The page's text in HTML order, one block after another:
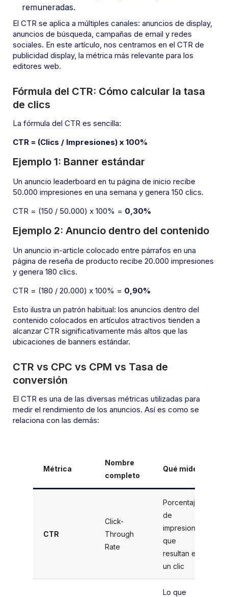
remuneradas.
El CTR se aplica a múltiples canales: anuncios de display,
anuncios de búsqueda, campañas de email y redes
sociales. En este artículo, nos centramos en el CTR de
publicidad display, la métrica más relevante para los
editores web.
Fórmula del CTR: Cómo calcular la tasa
de clics
La fórmula del CTR es sencilla:
CTR = (Clics / Impresiones) x 100%
Ejemplo 1: Banner estándar
Un anuncio leaderboard en tu página de inicio recibe
50.000 impresiones en una semana y genera 150 clics.
CTR = (150 / 50.000) x 100% = 0,30%
Ejemplo 2: Anuncio dentro del contenido
Un anuncio in-article colocado entre párrafos en una
página de reseña de producto recibe 20.000 impresiones
y genera 180 clics.
CTR = (180 / 20.000) x 100% = 0,90%
Esto ilustra un patrón habitual: los anuncios dentro del
contenido colocados en artículos atractivos tienden a
alcanzar CTR significativamente más altos que las
ubicaciones de banners estándar.
CTR vs CPC vs CPM vs Tasa de
conversión
El CTR es una de las diversas métricas utilizadas para
medir el rendimiento de los anuncios. Así es como se
relaciona con las demás:
Métrica
Nombre
completo
Qué mide
CTR
Click-
Through
Rate
Porcentaje
de
impresiones
que
resultan en
un clic
Lo que